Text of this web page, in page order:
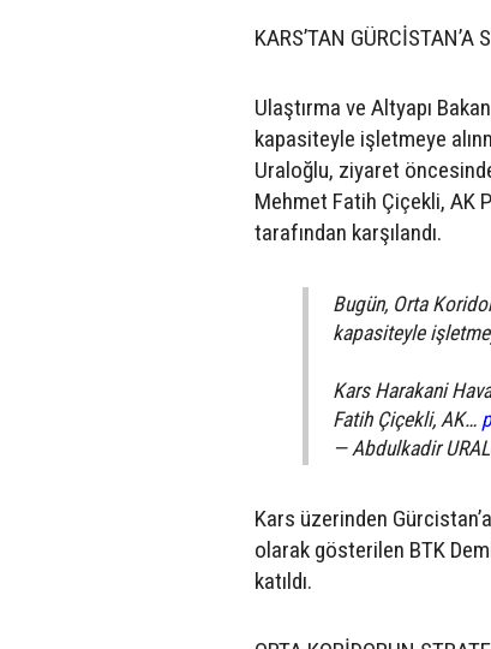
KARS’TAN GÜRCİSTAN’A
Ulaştırma ve Altyapı
kapasiteyle işletmeye
Uraloğlu, ziyaret
Mehmet Fatih Çiçekli, AK
tarafından karşılandı.
Bugün, Orta
kapasiteyle
Kars Harakani
Fatih Çiçekli, AK…
— Abdulkadir
Kars üzerinden
olarak gösterilen BTK
katıldı.